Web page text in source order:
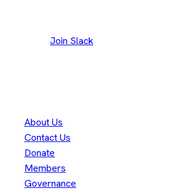
Join Slack
About Us
Contact Us
Donate
Members
Governance